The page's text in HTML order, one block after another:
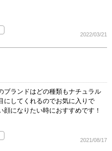
2022/03/21
ブランドはどの種類もナチュラル
にしてくれるのでお気に入りで
になりたい時におすすめです！
2021/08/17